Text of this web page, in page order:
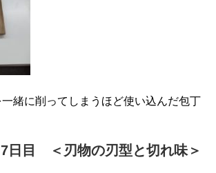
緒に削ってしまうほど使い込んだ包丁
日目 ＜刃物の刃型と切れ味＞